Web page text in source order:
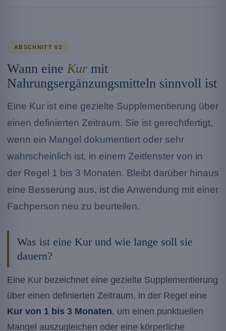
ABSCHNITT 03
Wann eine Kur mit
Nahrungsergänzungsmitteln sinnvoll ist
Eine Kur ist eine gezielte Supplementierung über
einen definierten Zeitraum. Sie ist gerechtfertigt,
wenn ein Mangel dokumentiert oder sehr
wahrscheinlich ist, in einem Zeitfenster von in
der Regel 1 bis 3 Monaten. Bleibt darüber hinaus
eine Besserung aus, ist die Anwendung mit einer
Fachperson neu zu beurteilen.
Was ist eine Kur und wie lange soll sie
dauern?
Eine Kur bezeichnet eine gezielte Supplementierung
über einen definierten Zeitraum, in der Regel eine
Kur von 1 bis 3 Monaten, um einen punktuellen
Mangel auszugleichen oder eine körperliche